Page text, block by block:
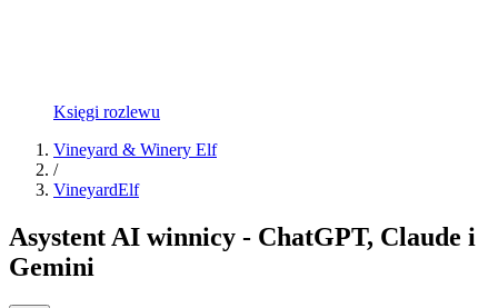
Księgi rozlewu
Vineyard & Winery Elf
/
VineyardElf
Asystent AI winnicy - ChatGPT, Claude i
Gemini